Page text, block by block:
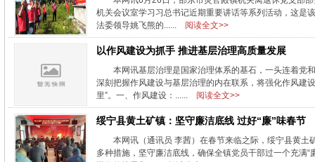
机关会议室学习习总书记近期重要讲话等系列活动，这是
法委领导姚飞熊的......
阅读全文>>
以作风建设为抓手 推进基层治理高质量发展
本网讯基层治理是国家治理体系的基石，一头连着党
深刻把握作风建设与基层治理的内在联系，将强化作风建
里”。一、作风建设：......
阅读全文>>
绥宁县黄土矿镇：坚守廉洁底线 过好“廉”味春节
本网讯（通讯员 李茜）在春节来临之际，绥宁县黄
多种措施，坚守廉洁底线，确保全镇党员干部过一个充满